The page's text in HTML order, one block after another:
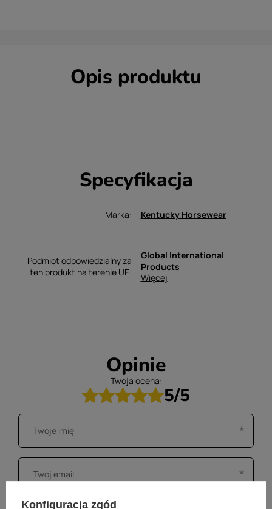
Opis produktu
Specyfikacja
Marka Kentucky Horsewear
Podmiot odpowiedzialny za
ten produkt na terenie UE
Global International
Products
Więcej
Opinie
Twoja ocena:
5/5
Konfiguracja zgód